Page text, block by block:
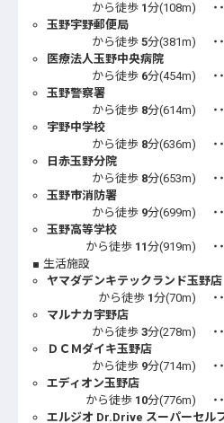
から徒歩 1分(108m) ・
玉野宇野郵便局
から徒歩 5分(381m) ・
医療法人玉野中央病院
から徒歩 6分(454m) ・
玉野警察署
から徒歩 8分(614m) ・
宇野中学校
から徒歩 8分(636m) ・
日赤玉野分院
から徒歩 8分(653m) ・
玉野市消防署
から徒歩 9分(699m) ・
玉野高等学校
から徒歩 11分(919m) ・
生活施設
ヤマダデンキテックランド玉野店
から徒歩 1分(70m) ・
マルナカ宇野店
から徒歩 3分(278m) ・
ＤＣＭダイキ玉野店
から徒歩 9分(714m) ・
エディオン玉野店
から徒歩 10分(776m) ・
エルジオ Dr.Drive スーパーセル